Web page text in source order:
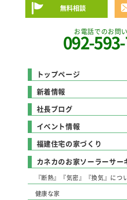
無料相談
お電話でのお問
092-
トップページ
新着情報
社長ブログ
イベント情報
福建住宅の家づくり
カネカのお家ソーラーサー
『断熱』『気密』『換気』につ
健康な家